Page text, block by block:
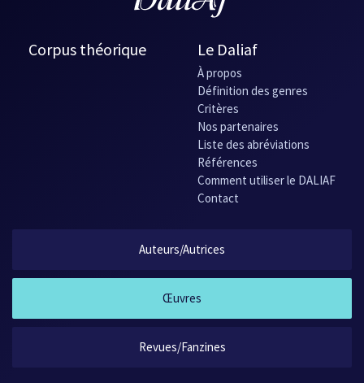
Corpus théorique Le Daliaf
À propos
Définition des genres
Critères
Nos partenaires
Liste des abréviations
Références
Comment utiliser le DALIAF
Contact
Auteurs/Autrices
Œuvres
Revues/Fanzines